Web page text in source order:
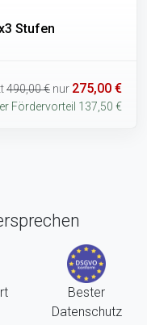
Stufen
490,00 € nur 275,00 €
Fördervorteil 137,50 €
Bester
Datenschutz